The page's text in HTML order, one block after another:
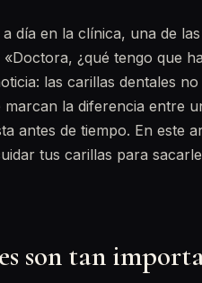
día en la clínica, una de
¿qué tengo que
las carillas dentales
la diferencia entre
antes de tiempo. En este
tus carillas para
son tan